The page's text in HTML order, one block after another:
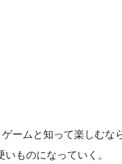
ームと知って楽しむな
ものになっていく。